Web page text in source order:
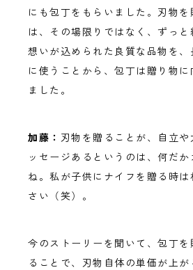
にも包丁をもらいました。刃物を
は、その場限りではなく、ずっ
想いが込められた良質な品物を、
に使うことから、包丁は贈り物
ました。
加藤： 刃物を贈ることが、自立や
ッセージあるというのは、何だ
ね。私が子供にナイフを贈る時
さい（笑）。
今のストーリーを聞いて、包丁を
ることで、刃物自体の単価が上